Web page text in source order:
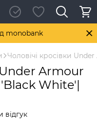
monobank
Чоловічі кросівки
Under Armour
White'|
відгук